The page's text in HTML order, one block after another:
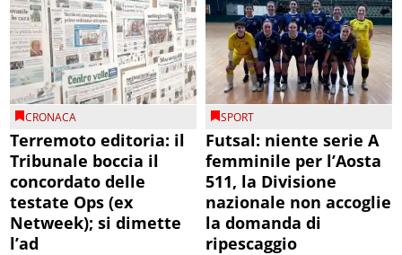
CRONACA
Terremoto editoria: il
Tribunale boccia il
concordato delle
testate Ops (ex
Netweek); si dimette
l’ad
SPORT
Futsal: niente serie A
femminile per l’Aosta
511, la Divisione
nazionale non accoglie
la domanda di
ripescaggio